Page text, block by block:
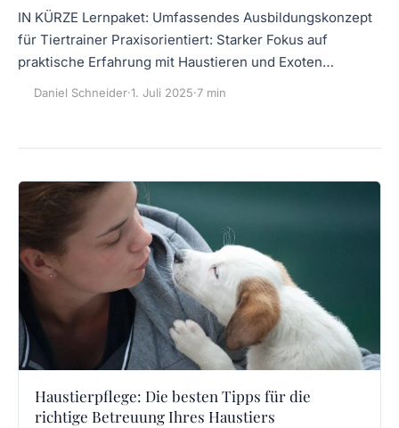
IN KÜRZE Lernpaket: Umfassendes Ausbildungskonzept
für Tiertrainer Praxisorientiert: Starker Fokus auf
praktische Erfahrung mit Haustieren und Exoten…
Daniel Schneider·1. Juli 2025·7 min
Haustierpflege: Die besten Tipps für die
richtige Betreuung Ihres Haustiers